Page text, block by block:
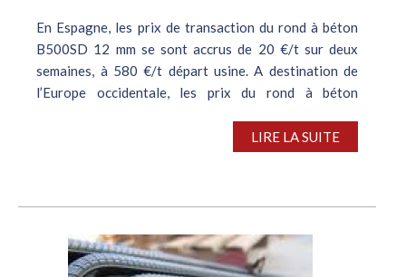
En Espagne, les prix de transaction du rond à béton
B500SD 12 mm se sont accrus de 20 €/t sur deux
semaines, à 580 €/t départ usine. A destination de
l’Europe occidentale, les prix du rond à béton
LIRE LA SUITE